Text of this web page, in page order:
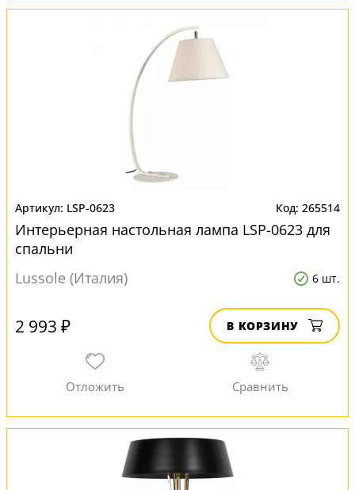
LSP-0623 265514
Интерьерная настольная лампа LSP-0623 для
спальни
Lussole (Италия)
6 шт.
2 993 ₽ В КОРЗИНУ